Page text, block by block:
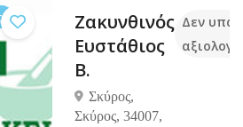
Ζακυνθινός
Ευστάθιος
Β.
Σκύρος,
Σκύρος, 34007,
Δεν υπάρχουν
αξιολογήσεις